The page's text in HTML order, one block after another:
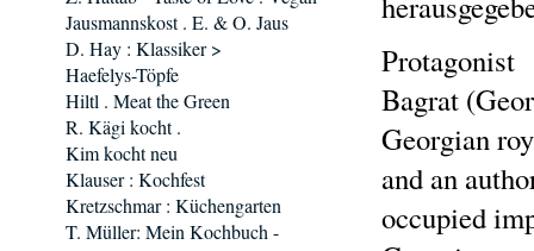
Protagonist
Bagrat
Georgian
and an
occupied
Jausmannskost . E. & O. Jaus
D. Hay : Klassiker >
Haefelys-Töpfe
Hiltl . Meat the Green
R. Kägi kocht .
Kim kocht neu
Klauser : Kochfest
Kretzschmar : Küchengarten
T. Müller: Mein Kochbuch -